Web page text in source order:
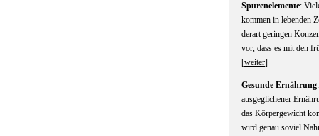
Spurenelemente:
kommen in lebenden
derart geringen
vor, dass es mit den
[weiter]
Gesunde Ernährung
ausgeglichener
das Körpergewicht
wird genau soviel